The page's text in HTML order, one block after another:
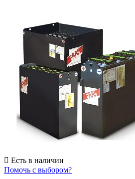
Есть в наличии
Помочь с выбором?